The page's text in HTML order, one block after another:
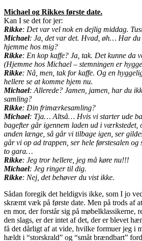
Michael og Rikkes første date.
Kan I se det for jer:
Rikke: Det var vel nok en dejlig middag.
Michael: Ja, det var det. Hvad, øh… Har du
hjemme hos mig?
Rikke: En kop kaffe? Ja, tak. Det kunne da
(Hjemme hos Michael – stemningen er
Rikke: Nå, men, tak for kaffe. Og en
hellere se at komme hjem nu.
Michael: Allerede? Jamen, jamen, har du
samling?
Rikke: Din frimærkesamling?
Michael: Tja… Altså… Hvis vi starter ude
bagefter går igennem laden ud i værkstedet,
anden længe, så går vi tilbage igen, ser
går vi op ad trappen, ser hele førstesalen og
to gara…
Rikke: Jeg tror hellere, jeg må køre nu!!!
Michael: Jeg ringer til dig.
Rikke: Nej, det behøver du vist ikke.
Sådan foregik det heldigvis ikke, som I jo
skræmt væk på første date. Men på trods af
en mor, der forstår sig på møbelklassikerne,
den slags, er der intet af det, der er blevet
få det dårligt af at vide, hvilke formuer jeg i
hældt i “storskrald” og “småt brændbart”